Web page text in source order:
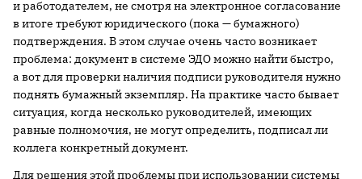
и работодателем, не смотря на электронное согласование
в итоге требуют юридического (пока — бумажного)
подтверждения. В этом случае очень часто возникает
проблема: документ в системе ЭДО можно найти быстро,
а вот для проверки наличия подписи руководителя нужно
поднять бумажный экземпляр. На практике часто бывает
ситуация, когда несколько руководителей, имеющих
равные полномочия, не могут определить, подписал ли
коллега конкретный документ.
Для решения этой проблемы при использовании системы